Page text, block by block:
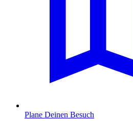
Plane Deinen Besuch